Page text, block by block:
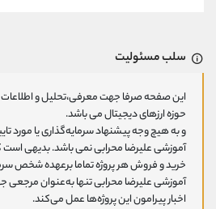
سلب مسئولیت
این صفحه صرفا جهت معرفی،تحلیل و
حوزه ارزهای دیجیتال می باشد.
و به هیچ وجه پیشنهاد سرمایه‌گذاری یا مورد
آموزشی علیرضا محرابی نمی باشد. بدیهی
خرید و فروش هر پروژه تماما برعهده شخص
آموزشی علیرضا محرابی تنها به‌عنوان
اخبار پیرامون این پروژه‌‌ها عمل می‌کند.